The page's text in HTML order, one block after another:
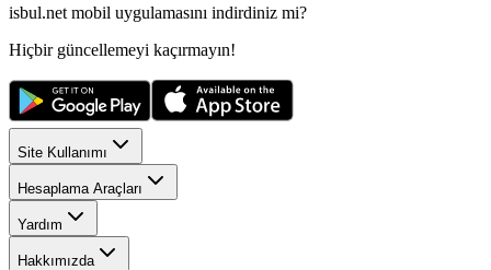
isbul.net mobil uygulamasını indirdiniz mi?
Hiçbir güncellemeyi kaçırmayın!
Site Kullanımı
Hesaplama Araçları
Yardım
Hakkımızda